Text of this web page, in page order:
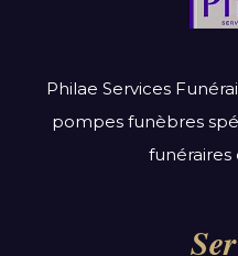
Philae Services
pompes funèbres
funéraires